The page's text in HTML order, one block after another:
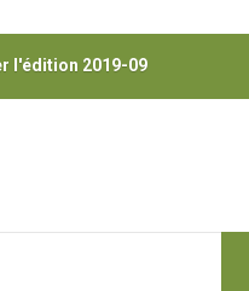
l'édition 2019-09